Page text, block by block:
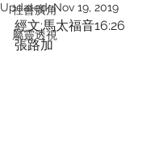
社會廣角
屬靈透視
Updated:Nov 19, 2019
經文:馬太福音16:26
張路加